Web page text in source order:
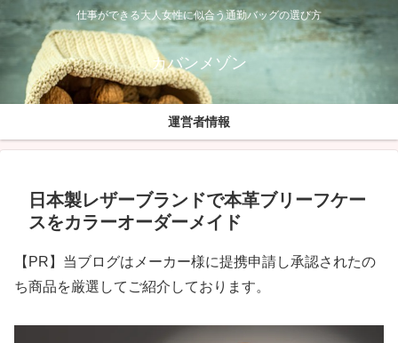
仕事ができる大人女性に似合う通勤バッグの選び方
カバンメゾン
運営者情報
日本製レザーブランドで本革ブリーフケー
スをカラーオーダーメイド
【PR】当ブログはメーカー様に提携申請し承認されたの
ち商品を厳選してご紹介しております。